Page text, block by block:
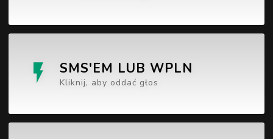
SMS'EM LUB WPLN
Kliknij, aby oddać głos